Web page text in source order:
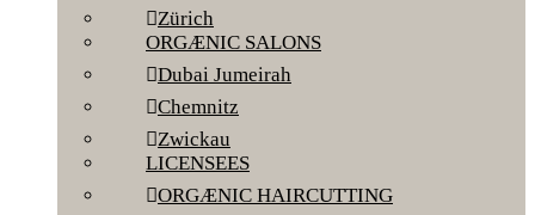
Zürich
ORGÆNIC SALONS
Dubai Jumeirah
Chemnitz
Zwickau
LICENSEES
ORGÆNIC HAIRCUTTING